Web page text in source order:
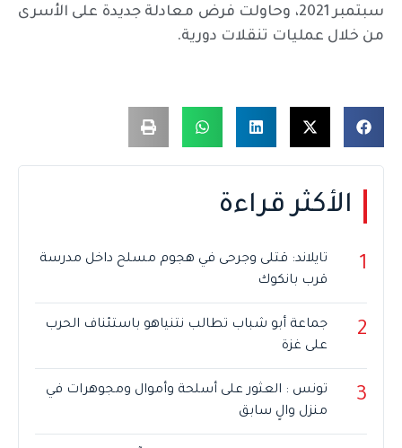
سبتمبر 2021، وحاولت فرض معادلة جديدة على الأسرى
من خلال عمليات تنقلات دورية.
الأكثر قراءة
1
تايلاند: قتلى وجرحى في هجوم مسلح داخل مدرسة
قرب بانكوك
2
جماعة أبو شباب تطالب نتنياهو باستئناف الحرب
على غزة
3
تونس : العثور على أسلحة وأموال ومجوهرات في
منزل والٍ سابق